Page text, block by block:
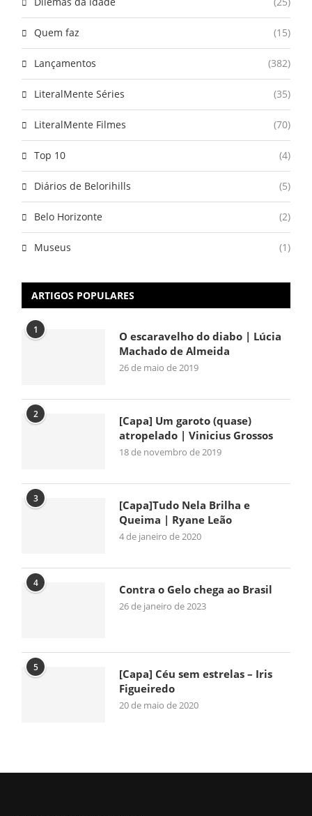
Quem faz (15)
Lançamentos (382)
LiteralMente Séries (35)
LiteralMente Filmes (70)
Top 10 (4)
Diários de Belorihills (5)
Belo Horizonte (2)
Museus (1)
ARTIGOS POPULARES
1
O escaravelho do diabo | Lúcia
Machado de Almeida
26 de maio de 2019
2
[Capa] Um garoto (quase)
atropelado | Vinicius Grossos
18 de novembro de 2019
3
[Capa]Tudo Nela Brilha e
Queima | Ryane Leão
4 de janeiro de 2020
4 Contra o Gelo chega ao Brasil
26 de janeiro de 2023
5
[Capa] Céu sem estrelas – Iris
Figueiredo
20 de maio de 2020